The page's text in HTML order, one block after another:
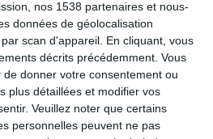
nos 1538 partenaires et nous-
données de géolocalisation
scan d'appareil. En cliquant, vous
décrits précédemment. Vous
donner votre consentement ou
plus détaillées et modifier vos
Veuillez noter que certains
personnelles peuvent ne pas
WhatsApp, ...
CARTES DANS